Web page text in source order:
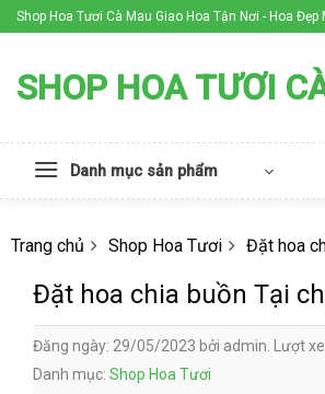
Skip
to
Shop Hoa Tươi Cà Mau Giao Hoa Tận Nơi - Hoa Đẹp
SHOP HOA TƯƠI
Danh mục sản phẩm
Trang chủ Shop Hoa Tươi Đặt hoa
Đặt hoa chia buồn Tại
Đăng ngày: 29/05/2023 bởi admin. Lượt
Danh mục: Shop Hoa Tươi